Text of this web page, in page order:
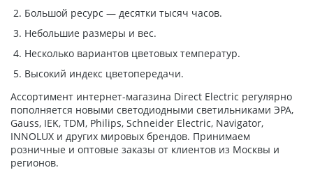
Большой ресурс — десятки тысяч часов.
Небольшие размеры и вес.
Несколько вариантов цветовых температур.
Высокий индекс цветопередачи.
Ассортимент интернет-магазина Direct Electric регулярно
пополняется новыми светодиодными светильниками ЭРА,
Gauss, IEK, TDM, Philips, Schneider Electric, Navigator,
INNOLUX и других мировых брендов. Принимаем
розничные и оптовые заказы от клиентов из Москвы и
регионов.